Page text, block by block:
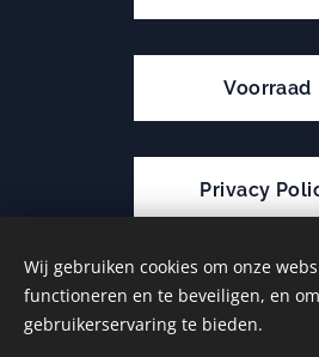
Voorraad
Privacy
Cookies
Wij gebruiken cookies om onze
functioneren en te beveiligen, en
gebruikerservaring te bieden.